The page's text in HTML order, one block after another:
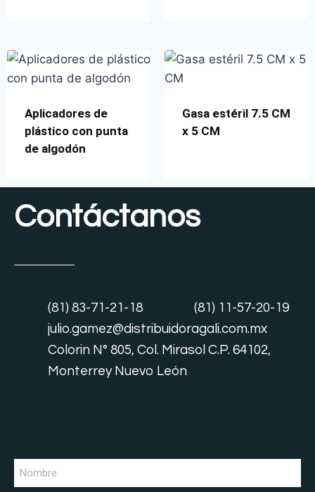
Aplicadores de
plástico con punta
de algodón
Gasa estéril 7.5 CM
x 5 CM
Contáctanos
(81) 83-71-21-18
(81) 11-57-20-19
julio.gamez@distribuidoragali.com.mx
Colorin N° 805, Col. Mirasol C.P. 64102,
Monterrey Nuevo León